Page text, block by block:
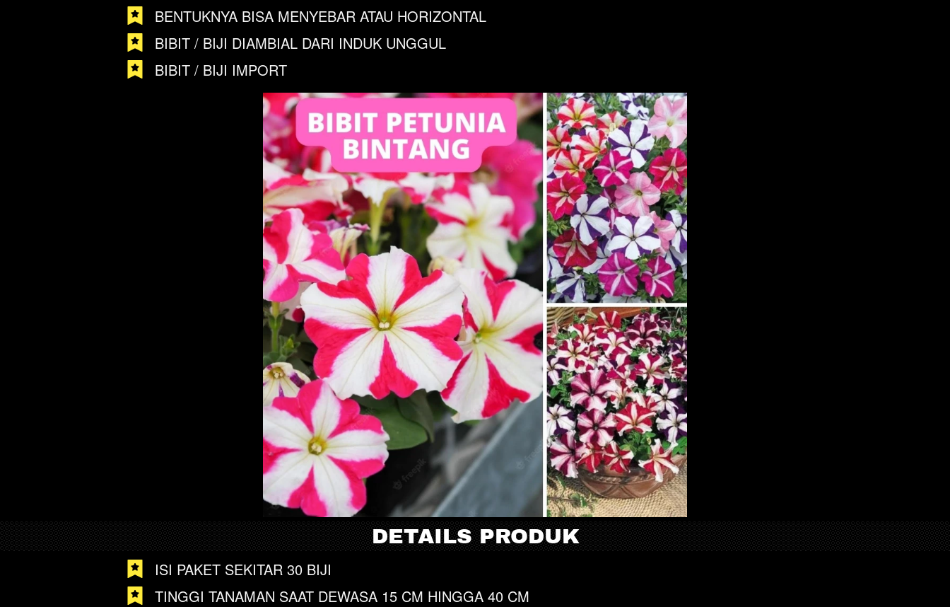
BENTUKNYA BISA MENYEBAR ATAU HORIZONTAL
BIBIT / BIJI DIAMBIAL DARI INDUK UNGGUL
BIBIT / BIJI IMPORT
DETAILS PRODUK
ISI PAKET SEKITAR 30 BIJI
TINGGI TANAMAN SAAT DEWASA 15 CM HINGGA 40 CM